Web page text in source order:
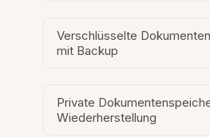
Verschlüsselte
mit Backup
Private
Wiederherstellung